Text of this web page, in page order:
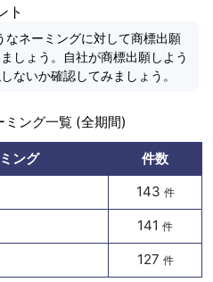
ト
なネーミングに対して商標出願
しょう。自社が商標出願しよう
ないか確認してみましょう。
ング一覧 (全期間)
ング
件数
143 件
141 件
127 件